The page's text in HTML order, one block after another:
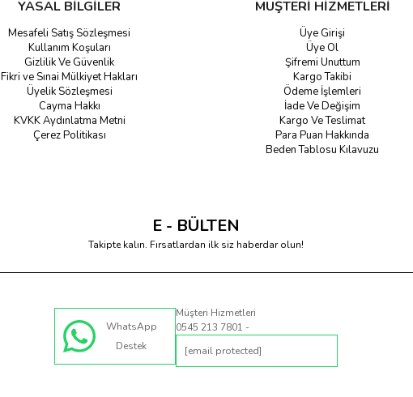
YASAL BİLGİLER
Mesafeli Satış Sözleşmesi
Kullanım Koşuları
Gizlilik Ve Güvenlik
Fikri ve Sınai Mülkiyet Hakları
Üyelik Sözleşmesi
Cayma Hakkı
KVKK Aydınlatma Metni
Çerez Politikası
MÜŞTERİ HİZMETLERİ
Üye Girişi
Üye Ol
Şifremi Unuttum
Kargo Takibi
Ödeme İşlemleri
İade Ve Değişim
Kargo Ve Teslimat
Para Puan Hakkında
Beden Tablosu Kılavuzu
E - BÜLTEN
Takipte kalın. Fırsatlardan ilk siz haberdar olun!
WhatsApp
Destek
Müşteri Hizmetleri
0545 213 7801 -
[email protected]